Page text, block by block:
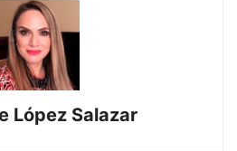
López Salazar